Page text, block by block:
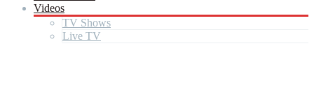
Videos
TV Shows
Live TV